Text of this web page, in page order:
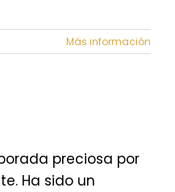
Más información
preciosa por
Ha sido un